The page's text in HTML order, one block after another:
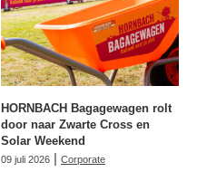
HORNBACH Bagagewagen rolt
door naar Zwarte Cross en
Solar Weekend
09 juli 2026 | Corporate